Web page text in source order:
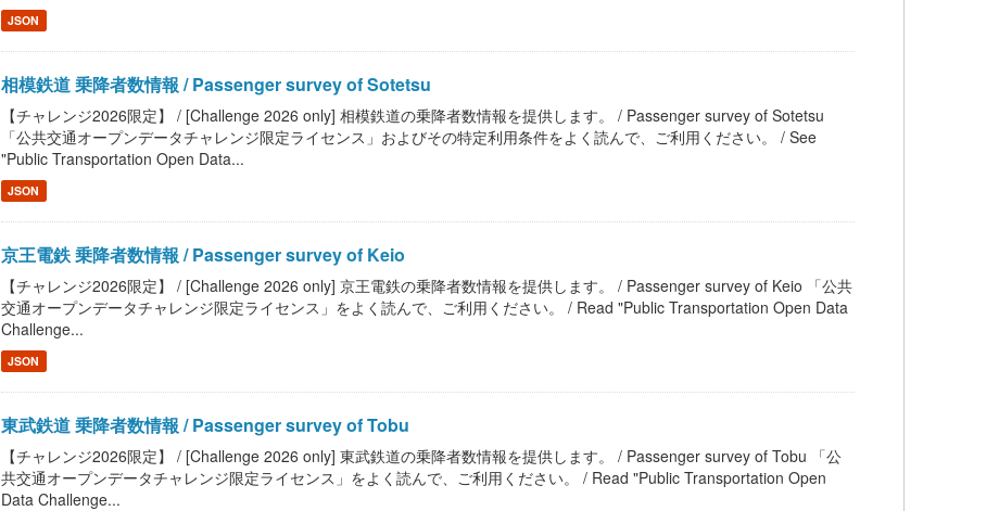
JSON
相模鉄道 乗降者数情報 / Passenger survey of Sotetsu
【チャレンジ2026限定】 / [Challenge 2026 only] 相模鉄道の乗降者数情報を提供します。 / Passenger survey of Sotetsu
「公共交通オープンデータチャレンジ限定ライセンス」およびその特定利用条件をよく読んで、ご利用ください。 / See
"Public Transportation Open Data...
JSON
京王電鉄 乗降者数情報 / Passenger survey of Keio
【チャレンジ2026限定】 / [Challenge 2026 only] 京王電鉄の乗降者数情報を提供します。 / Passenger survey of Keio 「公共
交通オープンデータチャレンジ限定ライセンス」をよく読んで、ご利用ください。 / Read "Public Transportation Open Data
Challenge...
JSON
東武鉄道 乗降者数情報 / Passenger survey of Tobu
【チャレンジ2026限定】 / [Challenge 2026 only] 東武鉄道の乗降者数情報を提供します。 / Passenger survey of Tobu 「公
共交通オープンデータチャレンジ限定ライセンス」をよく読んで、ご利用ください。 / Read "Public Transportation Open
Data Challenge...